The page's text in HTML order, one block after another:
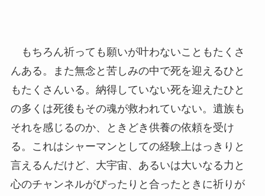
もちろん祈っても願いが叶わないこともたくさ
んある。また無念と苦しみの中で死を迎えるひと
もたくさんいる。納得していない死を迎えたひと
の多くは死後もその魂が救われていない。遺族も
それを感じるのか、ときどき供養の依頼を受け
る。これはシャーマンとしての経験上はっきりと
言えるんだけど、大宇宙、あるいは大いなる力と
心のチャンネルがぴったりと合ったときに祈りが